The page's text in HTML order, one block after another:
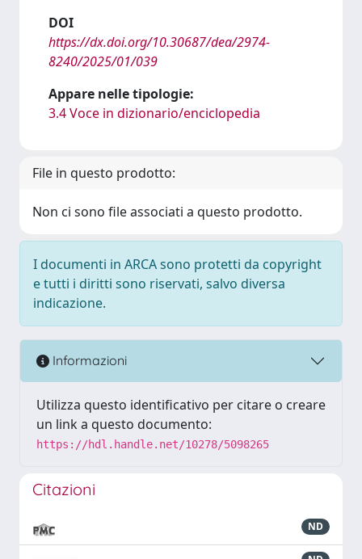
DOI
https://dx.doi.org/10.30687/dea/2974-
8240/2025/01/039
Appare nelle tipologie:
3.4 Voce in dizionario/enciclopedia
File in questo prodotto:
Non ci sono file associati a questo prodotto.
I documenti in ARCA sono protetti da copyright
e tutti i diritti sono riservati, salvo diversa
indicazione.
Informazioni
Utilizza questo identificativo per citare o creare
un link a questo documento:
https://hdl.handle.net/10278/5098265
Citazioni
ND